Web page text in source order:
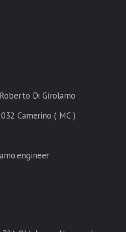
Di Girolamo
Camerino ( MC )